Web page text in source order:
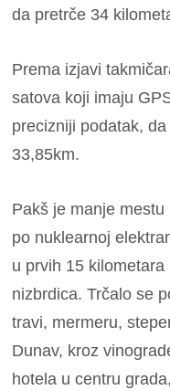
da pretrče 34
Prema izjavi
satova koji imaju
precizniji podatak,
33,85km.
Pakš je manje
po nuklearnoj
u prvih 15
nizbrdica. Trčalo se
travi, mermeru,
Dunav, kroz
hotela u centru